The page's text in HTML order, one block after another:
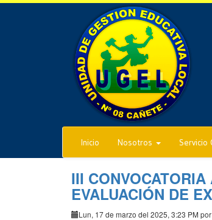
Inicio Nosotros Servicio
III
EVALUACIÓN DE
Lun, 17 de marzo del 2025, 3:23 PM por